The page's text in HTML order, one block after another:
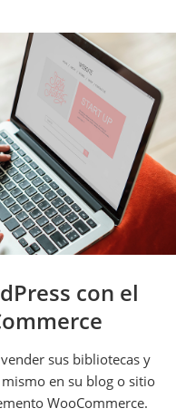
con el
sus bibliotecas y
en su blog o sitio
WooCommerce.